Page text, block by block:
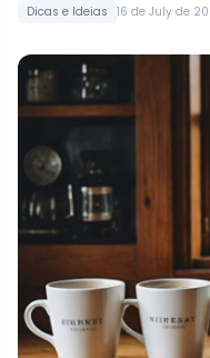
Dicas e Ideias 16 de July de